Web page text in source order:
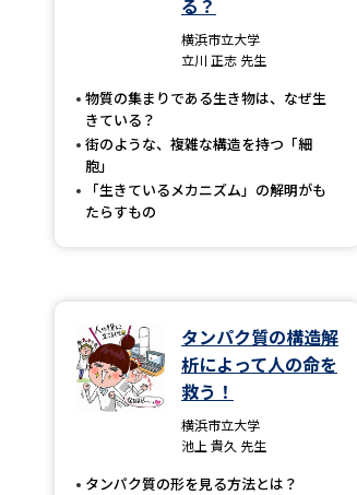
る？
横浜市立大学
立川 正志 先生
物質の集まりである生き物は、なぜ生
きている？
街のような、複雑な構造を持つ「細
胞」
「生きているメカニズム」の解明がも
たらすもの
タンパク質の構造解
析によって人の命を
救う！
横浜市立大学
池上 貴久 先生
タンパク質の形を見る方法とは？